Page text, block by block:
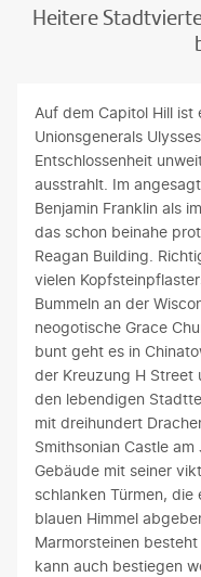
Heitere
Auf dem Capitol Hill ist
Unionsgenerals
Entschlossenheit
ausstrahlt. Im
Benjamin Franklin als
das schon beinahe
Reagan Building.
vielen
Bummeln an der
neogotische Grace
bunt geht es in
der Kreuzung H Street
den lebendigen
mit dreihundert
Smithsonian Castle
Gebäude mit seiner
schlanken Türmen,
blauen Himmel
Marmorsteinen
kann auch bestiegen